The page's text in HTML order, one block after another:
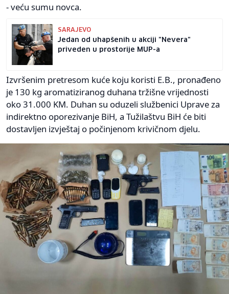
- veću sumu novca.
SARAJEVO
Jedan od uhapšenih u akciji "Nevera"
priveden u prostorije MUP-a
Izvršenim pretresom kuće koju koristi E.B., pronađeno
je 130 kg aromatiziranog duhana tržišne vrijednosti
oko 31.000 KM. Duhan su oduzeli službenici Uprave za
indirektno oporezivanje BiH, a Tužilaštvu BiH će biti
dostavljen izvještaj o počinjenom krivičnom djelu.